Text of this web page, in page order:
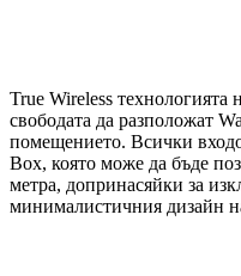
True Wireless технологията
свободата да разположат
помещението. Всички
Box, която може да бъде
метра, допринасяйки за
минималистичния дизайн